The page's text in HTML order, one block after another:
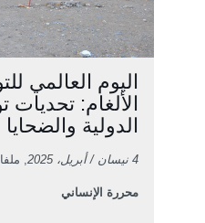
اليوم العالمي
الألغام: تحديات
الدولية والضحايا
4 نيسان / أبريل، 2025 ,
محررة الإنساني